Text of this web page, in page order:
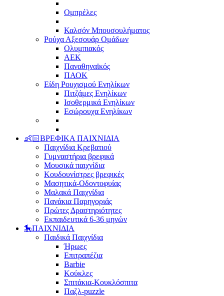
Ομπρέλες
Καλσόν Μπουσουλήματος
Ρούχα Αξεσουάρ Ομάδων
Ολυμπιακός
ΑΕΚ
Παναθηναϊκός
ΠΑΟΚ
Είδη Ρουχισμού Ενηλίκων
Πιτζάμες Ενηλίκων
Ισοθερμικά Ενηλίκων
Εσώρουχα Ενηλίκων
👶🏻ΒΡΕΦΙΚΑ ΠΑΙΧΝΙΔΙΑ
Παιχνίδια Κρεβατιού
Γυμναστήρια βρεφικά
Μουσικά παιχνίδια
Κουδουνίστρες βρεφικές
Μασητικά-Οδοντοφυίας
Μαλακά Παιχνίδια
Πανάκια Παρηγοριάς
Πρώτες Δραστηριότητες
Εκπαιδευτικά 6-36 μηνών
🎠ΠΑΙΧΝΙΔΙΑ
Παιδικά Παιχνίδια
Ήρωες
Επιτραπέζια
Barbie
Κούκλες
Σπιτάκια-Κουκλόσπιτα
Παζλ-puzzle